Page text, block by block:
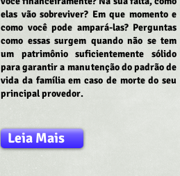
elas vão sobreviver? Em que momento e
como você pode ampará-las? Perguntas
como essas surgem quando não se tem
um patrimônio suficientemente sólido
para garantir a manutenção do padrão de
vida da família em caso de morte do seu
principal provedor.
Leia Mais